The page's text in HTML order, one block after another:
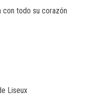
con todo su corazón
Liseux